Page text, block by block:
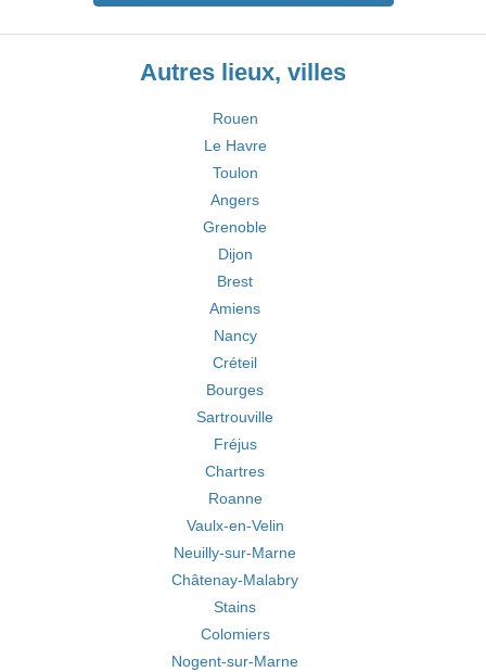
Autres lieux, villes
Rouen
Le Havre
Toulon
Angers
Grenoble
Dijon
Brest
Amiens
Nancy
Créteil
Bourges
Sartrouville
Fréjus
Chartres
Roanne
Vaulx-en-Velin
Neuilly-sur-Marne
Châtenay-Malabry
Stains
Colomiers
Nogent-sur-Marne